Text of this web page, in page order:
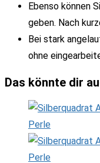
Ebenso können
geben. Nach
Bei stark
ohne
Das könnte dir